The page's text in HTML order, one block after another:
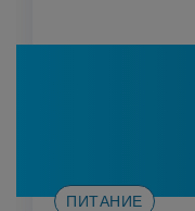
ПИТАНИЕ